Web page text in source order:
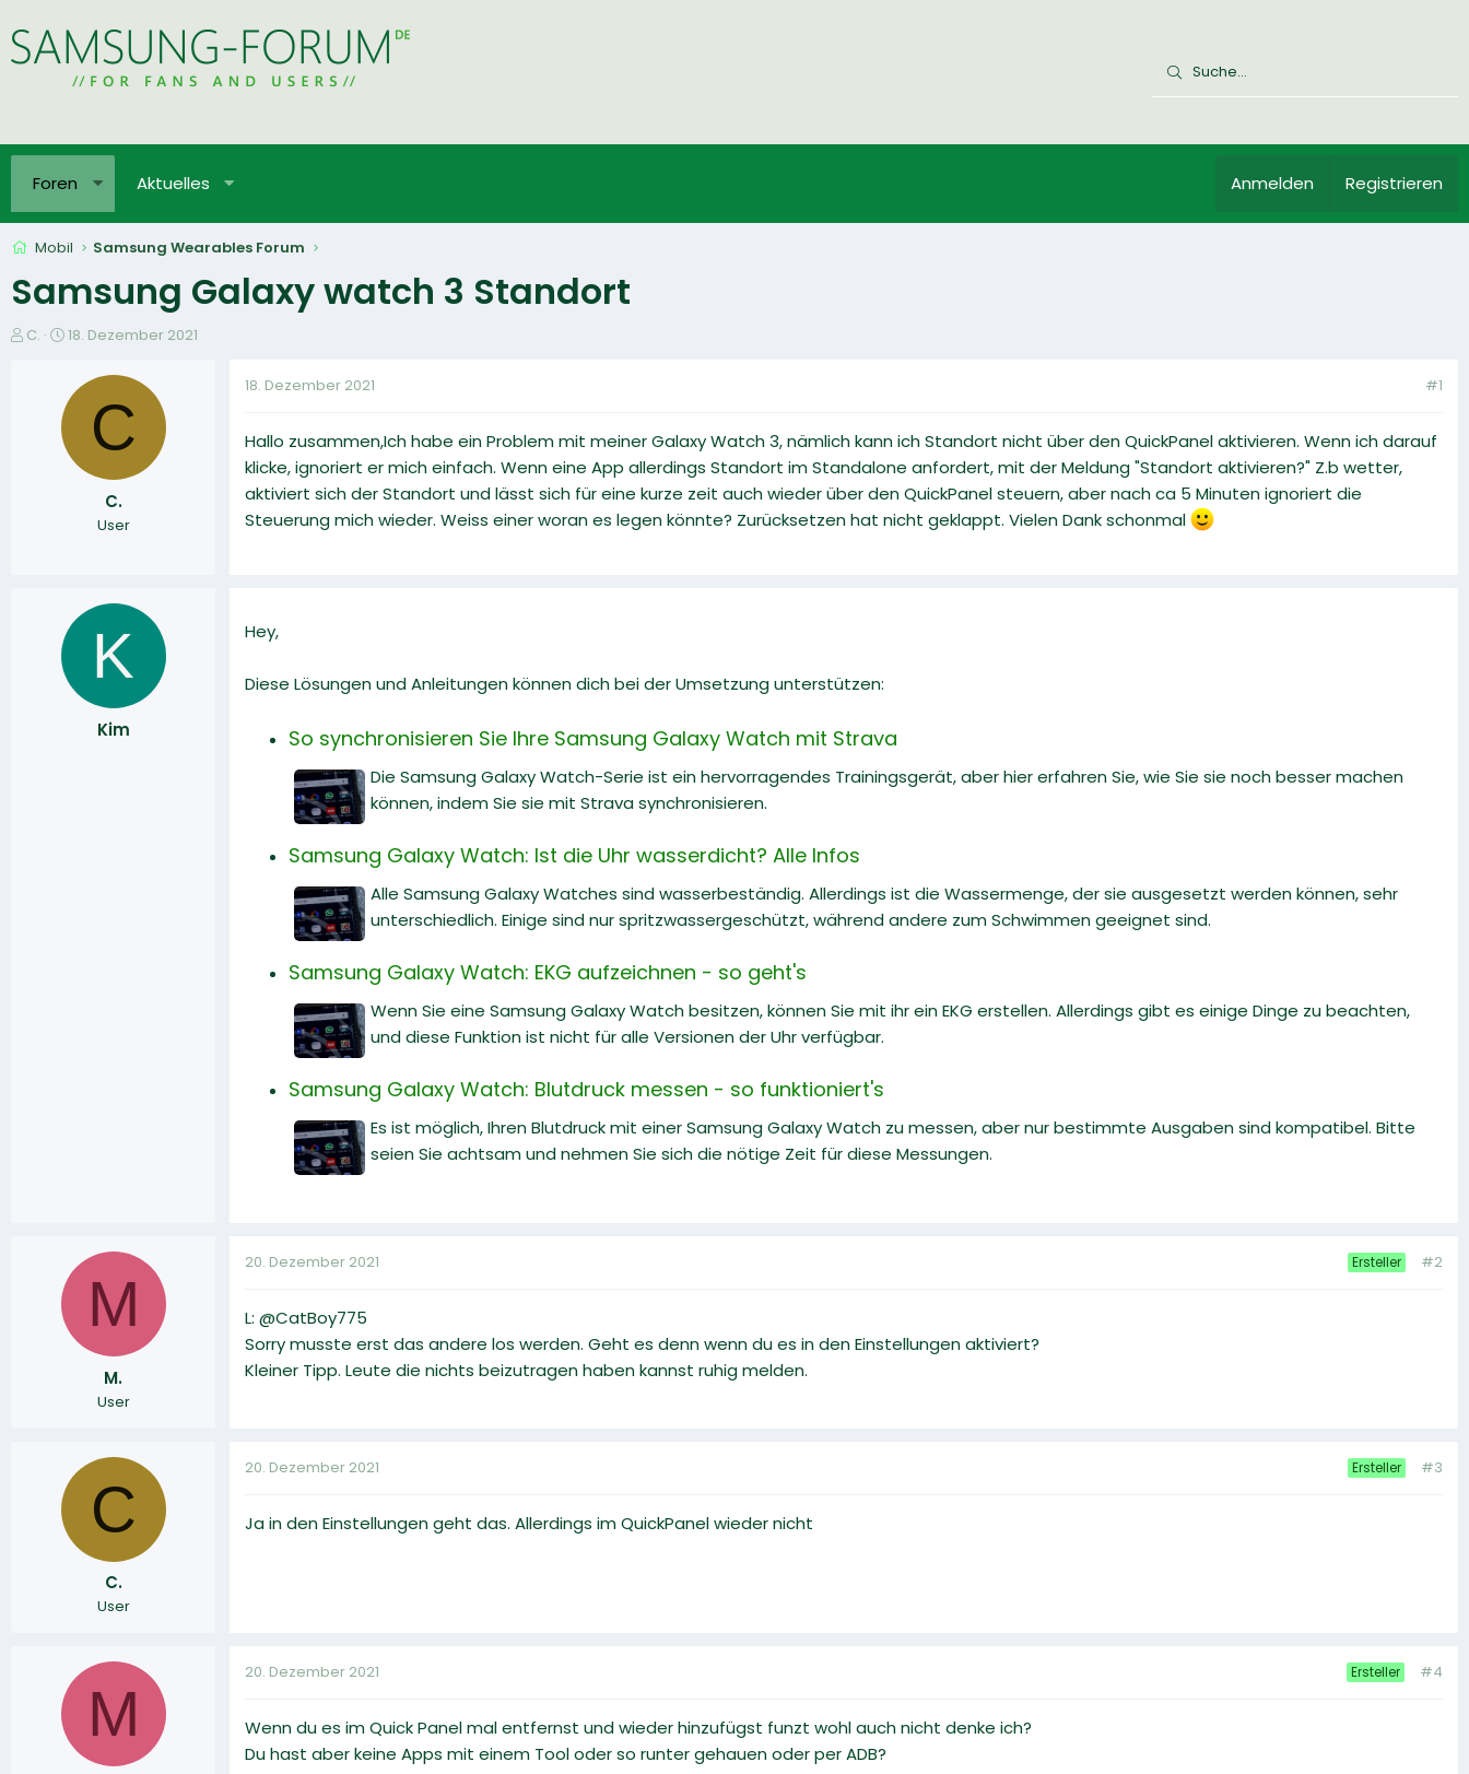
Foren Aktuelles Anmelden Registrieren
Mobil Samsung Wearables Forum
Samsung Galaxy watch 3 Standort
E
C.
E
t
18. Dezember 2021
C
C.
User
18. Dezember 2021 #1
Hallo zusammen,Ich habe ein Problem mit meiner Galaxy Watch 3, nämlich kann ich Standort nicht über den QuickPanel aktivieren. Wenn ich darauf
klicke, ignoriert er mich einfach. Wenn eine App allerdings Standort im Standalone anfordert, mit der Meldung "Standort aktivieren?" Z.b wetter,
aktiviert sich der Standort und lässt sich für eine kurze zeit auch wieder über den QuickPanel steuern, aber nach ca 5 Minuten ignoriert die
Steuerung mich wieder. Weiss einer woran es legen könnte? Zurücksetzen hat nicht geklappt. Vielen Dank schonmal
K
Kim
Hey,
Diese Lösungen und Anleitungen können dich bei der Umsetzung unterstützen:
So synchronisieren Sie Ihre Samsung Galaxy Watch mit Strava
Die Samsung Galaxy Watch-Serie ist ein hervorragendes Trainingsgerät, aber hier erfahren Sie, wie Sie sie noch besser machen
können, indem Sie sie mit Strava synchronisieren.
Samsung Galaxy Watch: Ist die Uhr wasserdicht? Alle Infos
Alle Samsung Galaxy Watches sind wasserbeständig. Allerdings ist die Wassermenge, der sie ausgesetzt werden können, sehr
unterschiedlich. Einige sind nur spritzwassergeschützt, während andere zum Schwimmen geeignet sind.
Samsung Galaxy Watch: EKG aufzeichnen - so geht's
Wenn Sie eine Samsung Galaxy Watch besitzen, können Sie mit ihr ein EKG erstellen. Allerdings gibt es einige Dinge zu beachten,
und diese Funktion ist nicht für alle Versionen der Uhr verfügbar.
Samsung Galaxy Watch: Blutdruck messen - so funktioniert's
Es ist möglich, Ihren Blutdruck mit einer Samsung Galaxy Watch zu messen, aber nur bestimmte Ausgaben sind kompatibel. Bitte
seien Sie achtsam und nehmen Sie sich die nötige Zeit für diese Messungen.
M
M.
User
20. Dezember 2021 Ersteller #2
L: @CatBoy775
Sorry musste erst das andere los werden. Geht es denn wenn du es in den Einstellungen aktiviert?
Kleiner Tipp. Leute die nichts beizutragen haben kannst ruhig melden.
C
C.
User
20. Dezember 2021 Ersteller #3
Ja in den Einstellungen geht das. Allerdings im QuickPanel wieder nicht
M
20. Dezember 2021 Ersteller #4
Wenn du es im Quick Panel mal entfernst und wieder hinzufügst funzt wohl auch nicht denke ich?
Du hast aber keine Apps mit einem Tool oder so runter gehauen oder per ADB?